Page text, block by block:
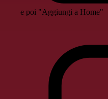
e poi "Aggiungi a Home"